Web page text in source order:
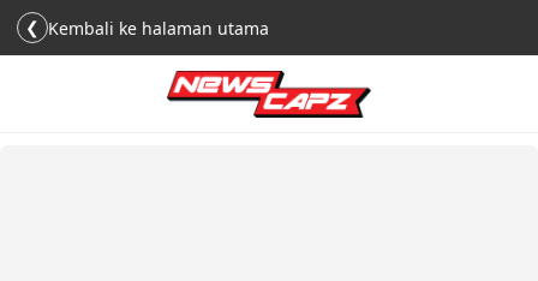
❮ Kembali ke halaman utama